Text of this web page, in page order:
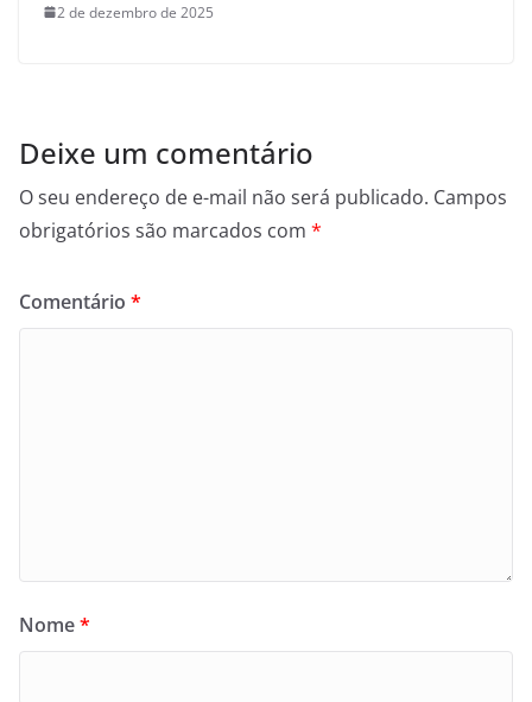
2 de dezembro de 2025
Deixe um comentário
O seu endereço de e-mail não será publicado. Campos
obrigatórios são marcados com *
Comentário *
Nome*